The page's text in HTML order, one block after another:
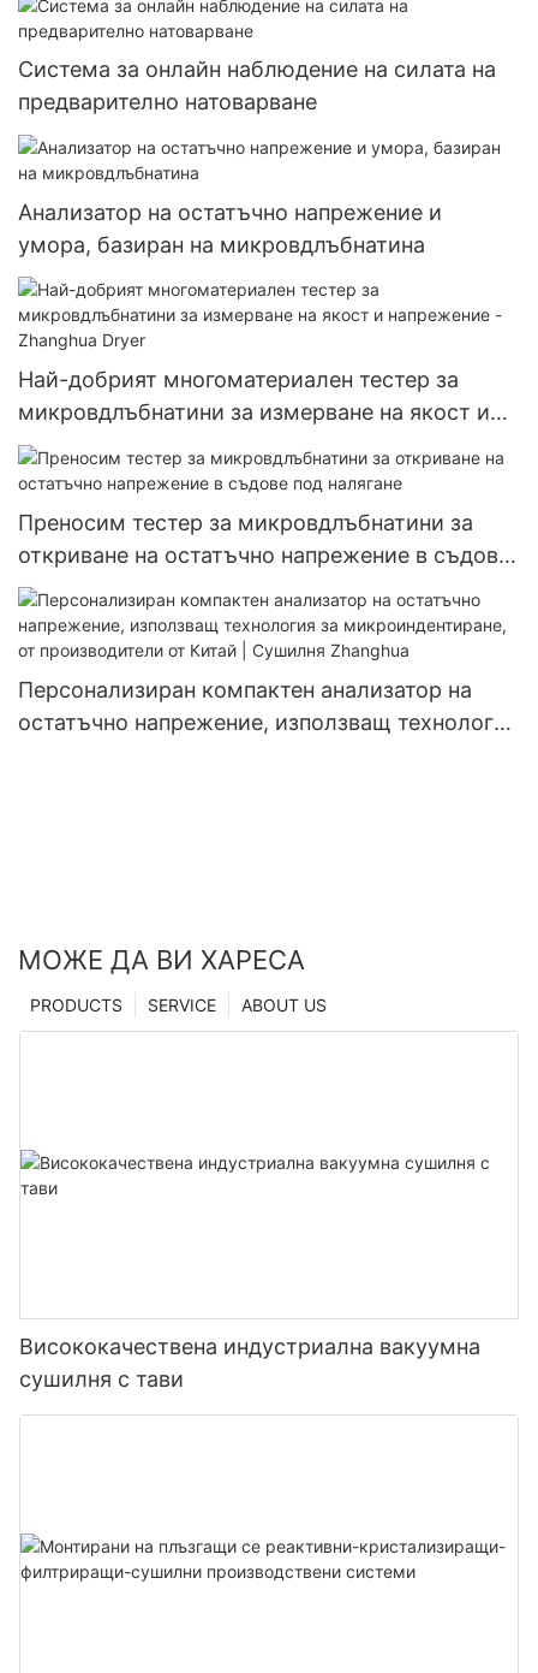
Система за онлайн наблюдение на силата на
предварително натоварване
Анализатор на остатъчно напрежение и
умора, базиран на микровдлъбнатина
Най-добрият многоматериален тестер за
микровдлъбнатини за измерване на якост и
напрежение - Zhanghua Dryer
Преносим тестер за микровдлъбнатини за
откриване на остатъчно напрежение в съдове
под налягане
Персонализиран компактен анализатор на
остатъчно напрежение, използващ технология
МОЖЕ ДА ВИ ХАРЕСА
ABOUT US
SERVICE
PRODUCTS
Висококачествена индустриална вакуумна
сушилня с тави